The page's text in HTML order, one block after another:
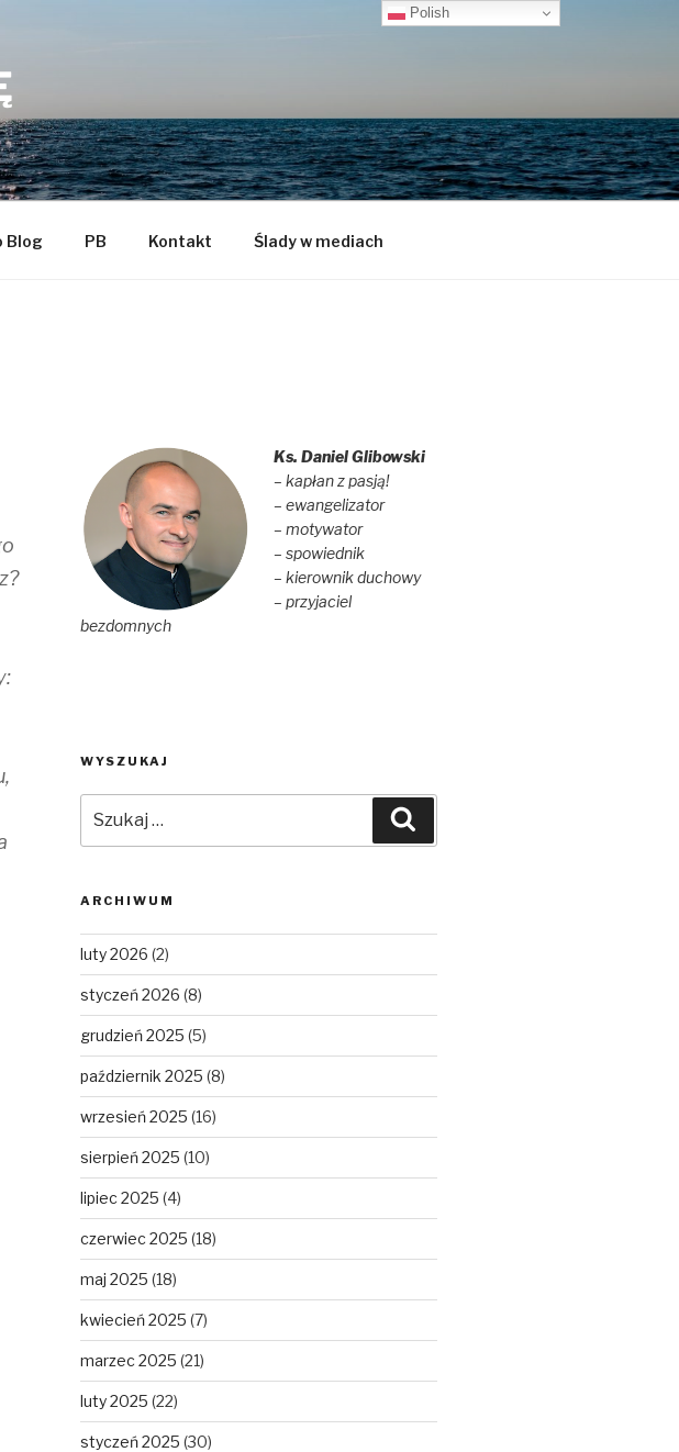
Blog PB Kontakt Ślady w mediach
Ks. Daniel Glibowski
– kapłan z pasją!
– ewangelizator
– motywator
– spowiednik
– kierownik duchowy
– przyjaciel
bezdomnych
WYSZUKAJ
ARCHIWUM
luty 2026 (2)
styczeń 2026 (8)
grudzień 2025 (5)
październik 2025 (8)
wrzesień 2025 (16)
sierpień 2025 (10)
lipiec 2025 (4)
czerwiec 2025 (18)
maj 2025 (18)
kwiecień 2025 (7)
marzec 2025 (21)
luty 2025 (22)
styczeń 2025 (30)
Polish